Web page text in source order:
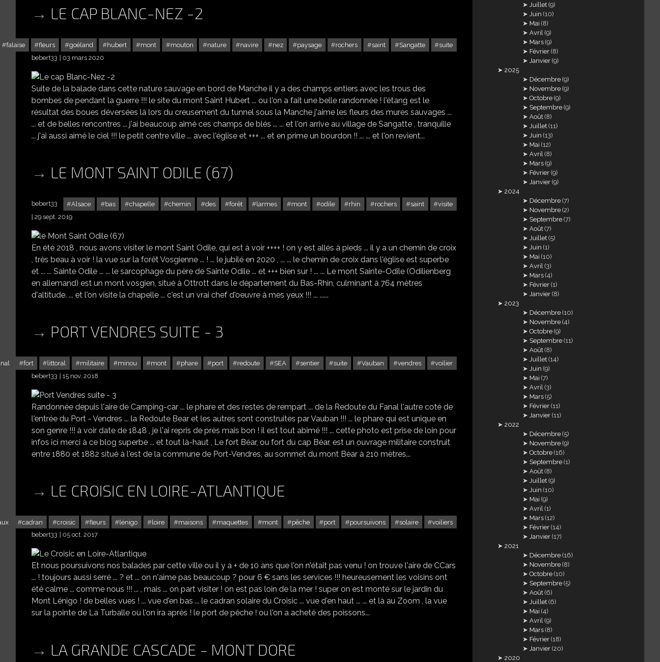
LE CAP BLANC-NEZ -2
falaise fleurs goéland hubert mont mouton nature navire nez paysage rochers saint Sangatte
suite
bebert33
03 mars 2020
Suite de la balade dans cette nature sauvage en bord de Manche il y a des champs entiers avec les trous des
bombes de pendant la guerre !!! le site du mont Saint Hubert ... ou l'on a fait une belle randonnée ! l'étang est le
résultat des boues déversées là lors du creusement du tunnel sous la Manche j'aime les fleurs des mures sauvages ...
... et de belles rencontres ... j'ai beaucoup aimé ces champs de blés ... ... et l'on arrive au village de Sangatte , tranquille
... j'ai aussi aimé le ciel !!! le petit centre ville ... avec l'église et +++ ... et en prime un bourdon !! ... ... et l'on revient...
LE MONT SAINT ODILE (67)
Alsace bas chapelle chemin des forêt larmes mont odile rhin rochers saint visite
bebert33
29 sept. 2019
En été 2018 , nous avons visiter le mont Saint Odile, qui est à voir ++++ ! on y est allés à pieds ... il y a un chemin de croix
, très beau à voir ! la vue sur la forêt Vosgienne ... ! ... le jubilé en 2020 , ... ... le chemin de croix dans l'église est superbe
et ... ... Sainte Odile ... ... le sarcophage du père de Sainte Odile ... et +++ bien sur ! ... ... Le mont Sainte-Odile (Odilienberg
en allemand) est un mont vosgien, situé à Ottrott dans le département du Bas-Rhin, culminant à 764 mètres
d'altitude. ... et l'on visite la chapelle ... c'est un vrai chef d'oeuvre à mes yeux !!! ... ......
PORT VENDRES SUITE - 3
fort littoral militaire minou mont phare port redoute SEA sentier suite Vauban vendres
voilier
bebert33
15 nov. 2018
Randonnée depuis l'aire de Camping-car ... le phare et des restes de rempart ... de la Redoute du Fanal l'autre coté de
l'entrée du Port - Vendres ... la Redoute Bear et les autres sont construites par Vauban !!! ... le phare qui est unique en
son genre !!! à voir date de 1848 , je l'ai repris de près mais bon ! il est tout abimé !!! ... cette photo est prise de loin pour
infos ici merci à ce blog superbe ... et tout là-haut , Le fort Béar, ou fort du cap Béar, est un ouvrage militaire construit
entre 1880 et 1882 situé à l'est de la commune de Port-Vendres, au sommet du mont Béar à 210 mètres...
LE CROISIC EN LOIRE-ATLANTIQUE
cadran croisic fleurs lénigo loire maisons maquettes mont pêche port poursuivons solaire
voiliers
bebert33
05 oct. 2017
Et nous poursuivons nos balades par cette ville ou il y a + de 10 ans que l'on n'était pas venu ! on trouve l'aire de CCars
... ! toujours aussi serré ... ? et ... on n'aime pas beaucoup ? pour 6 € sans les services !!! heureusement les voisins ont
été calme ... comme nous !!! ... , mais ... on part visiter ! on est pas loin de la mer ! super on est monté sur le jardin du
Mont Lénigo ! de belles vues ! ... vue d'en bas ... le cadran solaire du Croisic ... vue d'en haut ... ... et là au Zoom , la vue
sur la pointe de La Turballe ou l'on ira après ! le port de pêche ! ou l'on a acheté des poissons...
LA GRANDE CASCADE - MONT DORE
Juillet (9)
Juin (10)
Mai (8)
Avril (9)
Mars (9)
Février (8)
Janvier (9)
2025
Décembre (9)
Novembre (9)
Octobre (9)
Septembre (9)
Août (8)
Juillet (11)
Juin (13)
Mai (12)
Avril (8)
Mars (9)
Février (9)
Janvier (9)
2024
Décembre (7)
Novembre (2)
Septembre (7)
Août (7)
Juillet (5)
Juin (1)
Mai (10)
Avril (3)
Mars (4)
Février (1)
Janvier (8)
2023
Décembre (10)
Novembre (4)
Octobre (9)
Septembre (11)
Août (8)
Juillet (14)
Juin (9)
Mai (7)
Avril (3)
Mars (5)
Février (11)
Janvier (11)
2022
Décembre (5)
Novembre (9)
Octobre (16)
Septembre (1)
Août (8)
Juillet (9)
Juin (10)
Mai (9)
Avril (1)
Mars (12)
Février (14)
Janvier (17)
2021
Décembre (16)
Novembre (8)
Octobre (10)
Septembre (5)
Août (6)
Juillet (6)
Mai (4)
Avril (9)
Mars (8)
Février (18)
Janvier (20)
2020